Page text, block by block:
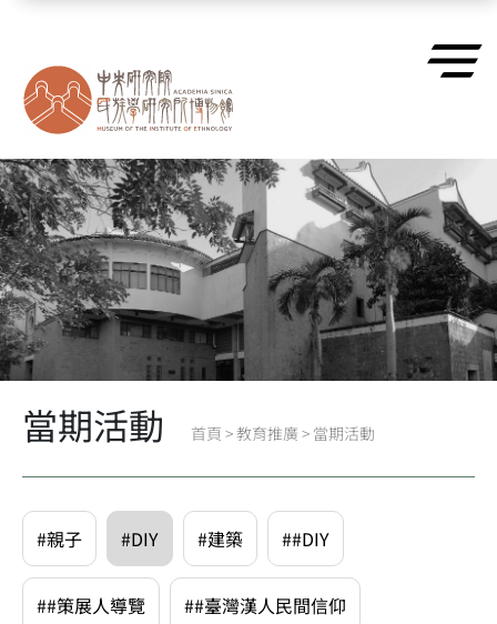
當期活動 首頁 >教育推廣 > 當期活動
#親子 #DIY #建築 ##DIY
##策展人導覽 ##臺灣漢人民間信仰